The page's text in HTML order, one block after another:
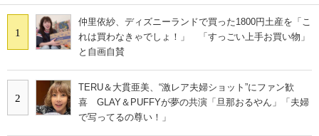
1
仲里依紗、ディズニーランドで買った1800円土産を「こ
れは買わなきゃでしょ！」 「すっごい上手お買い物」
と自画自賛
2
TERU＆大貫亜美、“激レア夫婦ショット”にファン歓
喜 GLAY＆PUFFYが夢の共演「旦那おるやん」「夫婦
で写ってるの尊い！」